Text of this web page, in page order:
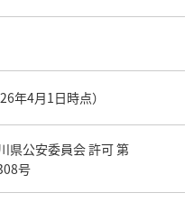
年4月1日時点）
県公安委員会 許可 第
号